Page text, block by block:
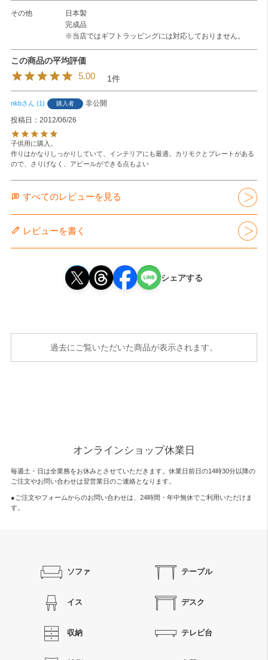
その他
日本製
完成品
※当店ではギフトラッピングには対応しておりません。
5.00 1
nkb 1 購入者
非公開
投稿日
2012/06/26
子供用に購入。
作りはかなりしっかりしていて、インテリアにも最適。カリモクとプレートがある
ので、さりげなく、アピールができる点もよい
すべてのレビューを見る
レビューを書く
シェアする
過去にご覧いただいた商品が表示されます。
オンラインショップ休業日
毎週土・日は全業務をお休みとさせていただきます。休業日前日の14時30分以降の
ご注文やお問い合わせは翌営業日のご連絡となります。
●ご注文やフォームからのお問い合わせは、 24時間・年中無休でご利用いただけま
す。
ソファ テーブル
イス デスク
収納 テレビ台